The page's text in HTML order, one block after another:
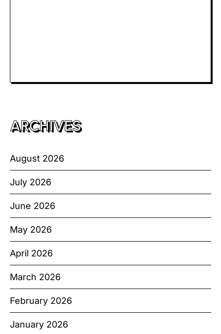
ARCHIVES
August 2026
July 2026
June 2026
May 2026
April 2026
March 2026
February 2026
January 2026